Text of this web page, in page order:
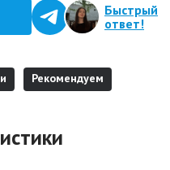
Быстрый
ответ!
Рекомендуем